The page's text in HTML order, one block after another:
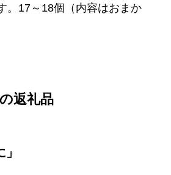
。17～18個（内容はおまか
返礼品